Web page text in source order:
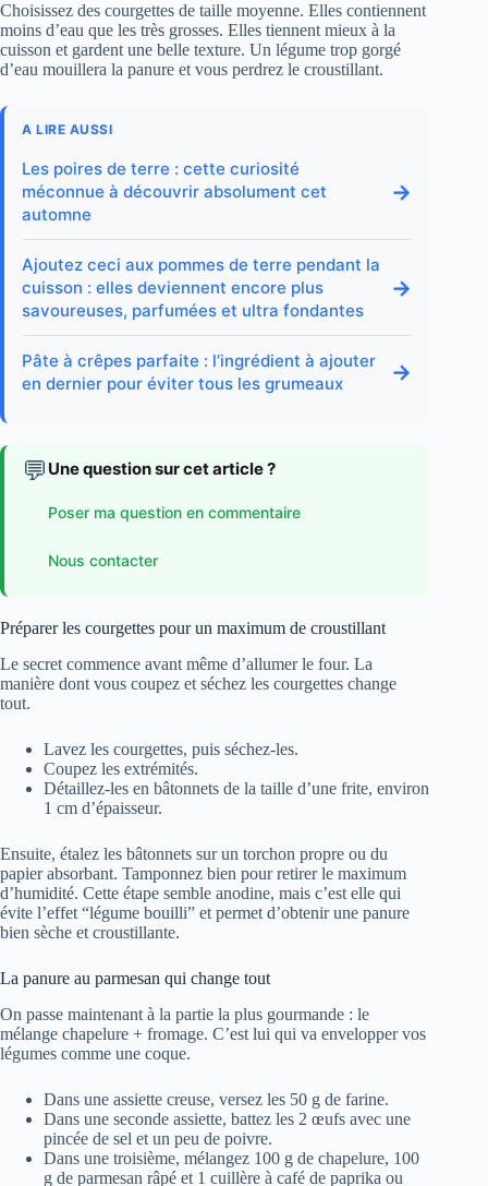
Choisissez des courgettes de taille moyenne. Elles contiennent
moins d’eau que les très grosses. Elles tiennent mieux à la
cuisson et gardent une belle texture. Un légume trop gorgé
d’eau mouillera la panure et vous perdrez le croustillant.
A LIRE AUSSI
Les poires de terre : cette curiosité
méconnue à découvrir absolument cet
automne
→
Ajoutez ceci aux pommes de terre pendant la
cuisson : elles deviennent encore plus
savoureuses, parfumées et ultra fondantes
→
Pâte à crêpes parfaite : l’ingrédient à ajouter
en dernier pour éviter tous les grumeaux
→
💬 Une question sur cet article ?
Poser ma question en commentaire
Nous contacter
Préparer les courgettes pour un maximum de croustillant
Le secret commence avant même d’allumer le four. La
manière dont vous coupez et séchez les courgettes change
tout.
Lavez les courgettes, puis séchez-les.
Coupez les extrémités.
Détaillez-les en bâtonnets de la taille d’une frite, environ
1 cm d’épaisseur.
Ensuite, étalez les bâtonnets sur un torchon propre ou du
papier absorbant. Tamponnez bien pour retirer le maximum
d’humidité. Cette étape semble anodine, mais c’est elle qui
évite l’effet “légume bouilli” et permet d’obtenir une panure
bien sèche et croustillante.
La panure au parmesan qui change tout
On passe maintenant à la partie la plus gourmande : le
mélange chapelure + fromage. C’est lui qui va envelopper vos
légumes comme une coque.
Dans une assiette creuse, versez les 50 g de farine.
Dans une seconde assiette, battez les 2 œufs avec une
pincée de sel et un peu de poivre.
Dans une troisième, mélangez 100 g de chapelure, 100
g de parmesan râpé et 1 cuillère à café de paprika ou